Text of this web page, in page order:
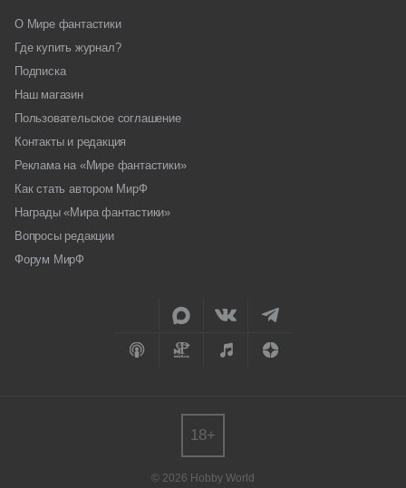
О Мире фантастики
Где купить журнал?
Подписка
Наш магазин
Пользовательское соглашение
Контакты и редакция
Реклама на «Мире фантастики»
Как стать автором МирФ
Награды «Мира фантастики»
Вопросы редакции
Форум МирФ
© 2026 Hobby World
18+